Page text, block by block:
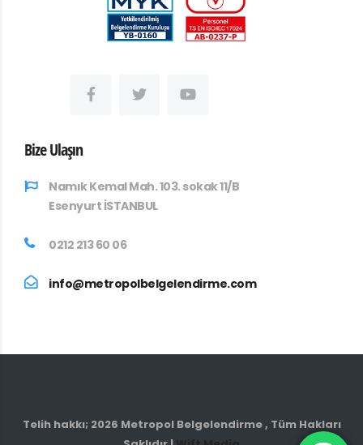
Bize Ulaşın
Namık Kemal Mah. 103. sokak 11/B
Esenyurt İSTANBUL
0212 213 60 06
info@metropolbelgelendirme.com
Telih hakkı; 2026 Metropol Belgelendirme , Tüm Hakları